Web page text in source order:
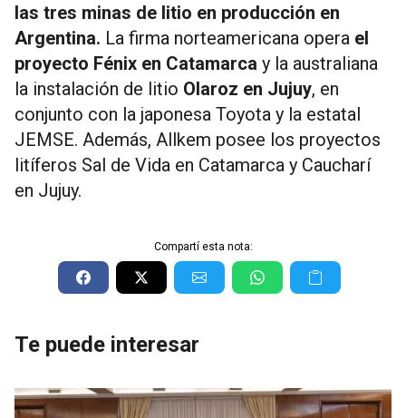
las tres minas de litio en producción en
Argentina. La firma norteamericana opera el
proyecto Fénix en Catamarca y la australiana
la instalación de litio Olaroz en Jujuy, en
conjunto con la japonesa Toyota y la estatal
JEMSE. Además, Allkem posee los proyectos
litíferos Sal de Vida en Catamarca y Caucharí
en Jujuy.
Compartí esta nota:
Te puede interesar